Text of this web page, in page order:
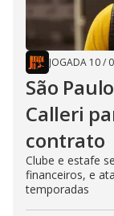
JOGADA 10/
São
Calleri
contrato
Clube e estafe
financeiros, e
temporadas